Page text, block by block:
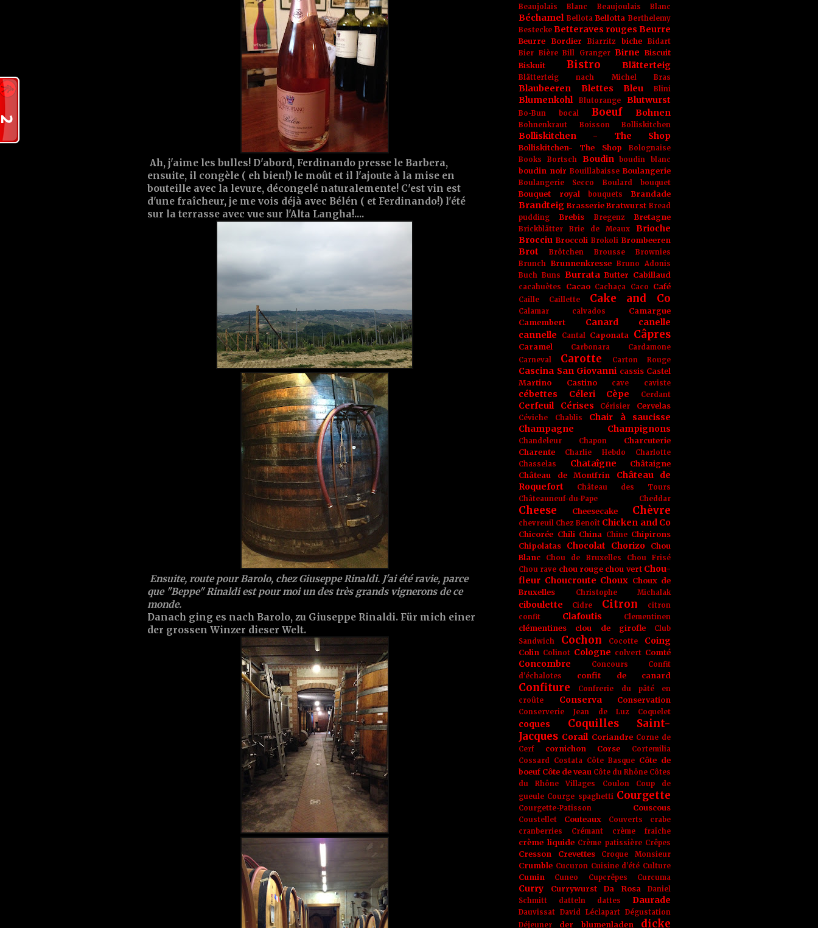
Ah, j'aime les bulles! D'abord, Ferdinando presse le Barbera,
ensuite, il congèle ( eh bien!) le moût et il l'ajoute à la mise en
bouteille avec la levure, décongelé naturalemente! C'est vin est
d'une fraîcheur, je me vois déjà avec Bélén ( et Ferdinando!) l'été
sur la terrasse avec vue sur l'Alta Langha!....
Ensuite, route pour Barolo, chez Giuseppe Rinaldi. J'ai été ravie, parce
que "Beppe" Rinaldi est pour moi un des très grands vignerons de ce
monde.
Danach ging es nach Barolo, zu Giuseppe Rinaldi. Für mich einer
der grossen Winzer dieser Welt.
Beaujolais Blanc
Beaujoulais Blanc
Béchamel Bellota Bellotta Berthelemy
Bestecke Betteraves rouges Beurre
Beurre Bordier Biarritz biche
Bidart
Bier Bière Bill Granger Birne
Biscuit
Biskuit
Bistro Blätterteig
Blätterteig nach Michel Bras
Blaubeeren Blettes Bleu Blini
Blumenkohl Blutorange Blutwurst
Bo-Bun bocal Boeuf Bohnen
Bohnenkraut Boisson Bolliskitchen
Bolliskitchen - The Shop
Bolliskitchen- The Shop
Bolognaise
Books
Bortsch Boudin boudin blanc
boudin noir Bouillabaisse Boulangerie
Boulangerie Secco Boulard bouquet
Bouquet royal bouquets Brandade
Brandteig Brasserie Bratwurst Bread
pudding
Brebis Bregenz Bretagne
Brickblätter Brie de Meaux
Brioche
Brocciu Broccoli Brokoli Brombeeren
Brot Brötchen Brousse
Brownies
Brunch Brunnenkresse Bruno Adonis
Buch Buns Burrata Butter Cabillaud
cacahuètes Cacao Cachaça Caco Café
Caille Caillette Cake and Co
Calamar calvados
Camargue
Camembert
Canard
canelle
cannelle
Cantal Caponata Câpres
Caramel Carbonara
Cardamone
Carneval
Carotte Carton Rouge
Cascina San Giovanni cassis Castel
Martino
Castino cave caviste
cébettes Céleri Cèpe Cerdant
Cerfeuil Cérises Cérisier Cervelas
Céviche Chablis
Chair à saucisse
Champagne
Champignons
Chandeleur Chapon
Charcuterie
Charente
Charlie Hebdo
Charlotte
Chasselas
Chataîgne
Châtaigne
Château de Montfrin
Château de
Roquefort
Château des Tours
Châteauneuf-du-Pape
Cheddar
Cheese Cheesecake Chèvre
chevreuil Chez Benoît Chicken and Co
Chicorée Chili China Chine Chipirons
Chipolatas
Chocolat Chorizo
Chou
Blanc
Chou de Bruxelles
Chou Frisé
Chou rave chou rouge chou vert Chou-
fleur Choucroute Choux Choux de
Bruxelles
Christophe Michalak
ciboulette Cidre Citron
citron
confit
Clafoutis Clementinen
clémentines clou de girofle
Club
Sandwich
Cochon Cocotte Coing
Colin Colinot Cologne colvert Comté
Concombre Concours
Confit
d'échalotes
confit de canard
Confiture
Confrerie du pâté en
croûte
Conserva Conservation
Conserverie Jean de Luz Coquelet
coques
Coquilles Saint-
Jacques Corail Coriandre Corne de
Cerf
cornichon Corse
Cortemilia
Cossard Costata Côte Basque Côte de
boeuf Côte de veau Côte du Rhône Côtes
du Rhône Villages
Coulon
Coup de
gueule Courge spaghetti Courgette
Courgette-Patisson Couscous
Coustellet Couteaux Couverts
crabe
cranberries
Crémant crème fraîche
crème liquide Crème patissière Crêpes
Cresson Crevettes Croque Monsieur
Crumble Cucuron Cuisine d'été Culture
Cumin Cuneo Cupcrêpes Curcuma
Curry Currywurst Da Rosa
Daniel
Schmitt
datteln dattes Daurade
Dauvissat David Léclapart Dégustation
Déjeuner
der blumenladen dicke